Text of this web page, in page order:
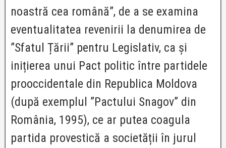
noastră cea română”, de a se examina
eventualitatea revenirii la denumirea de
”Sfatul Țării” pentru Legislativ, ca și
inițierea unui Pact politic între partidele
prooccidentale din Republica Moldova
(după exemplul ”Pactului Snagov” din
România, 1995), ce ar putea coagula
partida provestică a societății în jurul